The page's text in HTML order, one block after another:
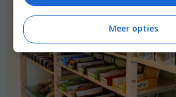
Meer opties